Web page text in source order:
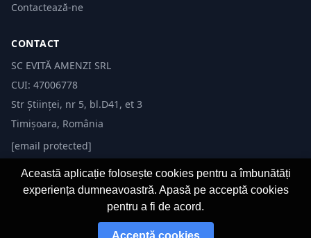
Contactează-ne
CONTACT
SC EVITĂ AMENZI SRL
CUI: 47006778
Str Științei, nr 5, bl.D41, et 3
Timișoara, România
[email protected]
© 2026 Evită Amenzi. Toate drepturile rezervate.
Această aplicație folosește cookies pentru a îmbunătăți
experiența dumneavoastră. Apasă pe acceptă cookies
pentru a fi de acord.
Acceptă cookies